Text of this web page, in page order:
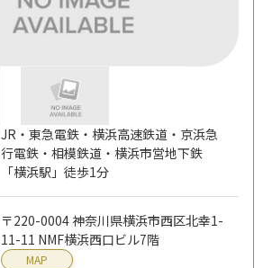
JR・東急電鉄・横浜高速鉄道・京浜急
行電鉄・相模鉄道・横浜市営地下鉄
「横浜駅」徒歩1分
〒220-0004 神奈川県横浜市西区北幸1-
11-11 NMF横浜西口ビル7階
MAP